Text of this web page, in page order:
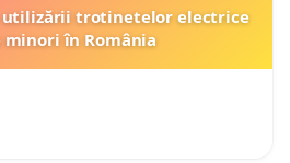
utilizării trotinetelor electrice
minori în România